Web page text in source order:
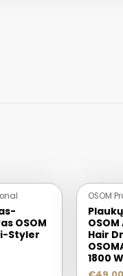
OSOM
Styler
OSOM
Hair
1800 W